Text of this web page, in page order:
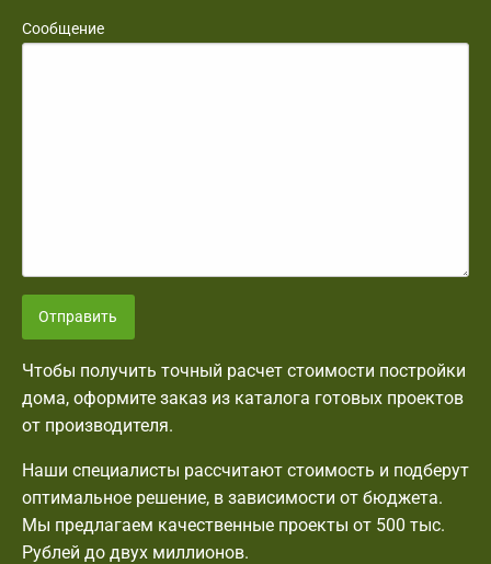
Сообщение
Отправить
Чтобы получить точный расчет стоимости постройки
дома, оформите заказ из каталога готовых проектов
от производителя.
Наши специалисты рассчитают стоимость и подберут
оптимальное решение, в зависимости от бюджета.
Мы предлагаем качественные проекты от 500 тыс.
Рублей до двух миллионов.